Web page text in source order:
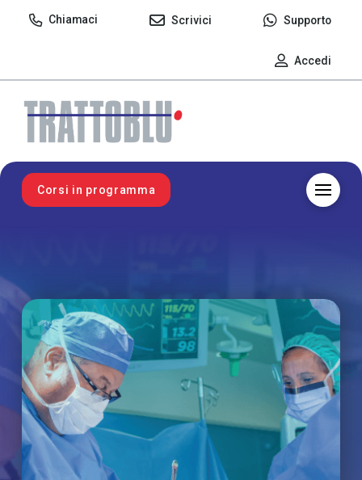
Chiamaci Scrivici Supporto
Accedi
Corsi in programma